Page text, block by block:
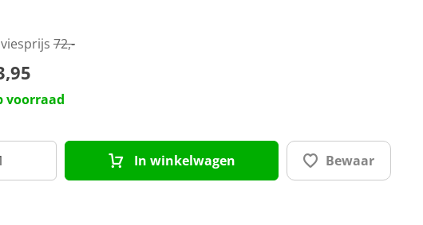
72,-
voorraad
In winkelwagen Bewaar